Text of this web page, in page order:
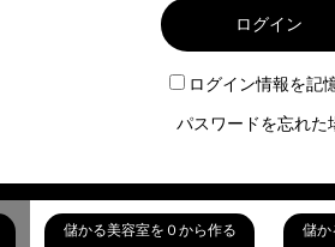
ログイン
ログイン情報を記
パスワードを忘れた
儲かる美容室を０から作る
儲か